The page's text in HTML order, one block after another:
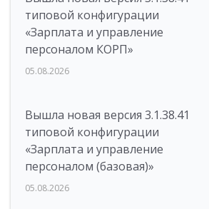
типовой конфигурации
«Зарплата и управление
персоналом КОРП»
05.08.2026
Вышла новая версия 3.1.38.41
типовой конфигурации
«Зарплата и управление
персоналом (базовая)»
05.08.2026